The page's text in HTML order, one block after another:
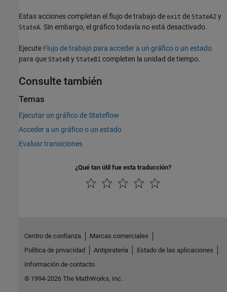
Estas acciones completan el flujo de trabajo de exit de StateA2 y
StateA. Sin embargo, el gráfico todavía no está desactivado.
Ejecute Flujo de trabajo para acceder a un gráfico o un estado
para que StateB y StateB1 completen la unidad de tiempo.
Consulte también
Temas
Ejecutar un gráfico de Stateflow
Acceder a un gráfico o un estado
Evaluar transiciones
¿Qué tan útil fue esta traducción?
Centro de confianza
Marcas comerciales
Política de privacidad
Antipiratería
Estado de las aplicaciones
Información de contacto
© 1994-2026 The MathWorks, Inc.